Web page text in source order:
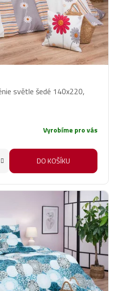
světle šedé 140x220,
Vyrobíme pro vás
DO KOŠÍKU